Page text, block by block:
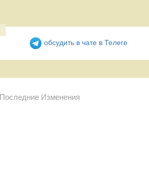
обсудить в чате в Телеге
Последние Изменения